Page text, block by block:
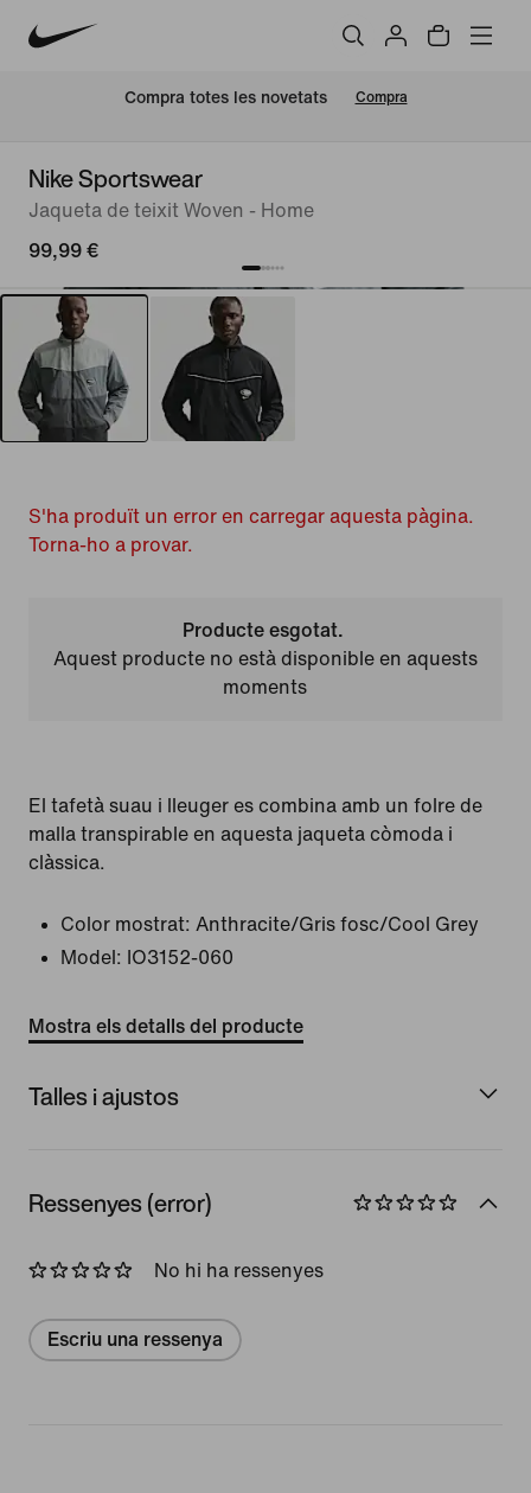
Compra totes les novetats Compra
Nike Sportswear
Jaqueta de teixit Woven - Home
99,99 €
S'ha produït un error en carregar aquesta pàgina.
Torna-ho a provar.
Producte esgotat.
Aquest producte no està disponible en aquests
moments
El tafetà suau i lleuger es combina amb un folre de
malla transpirable en aquesta jaqueta còmoda i
clàssica.
Color mostrat: Anthracite/Gris fosc/Cool Grey
Model:
IO3152-060
Mostra els detalls del producte
Talles i ajustos
Ressenyes (error)
No hi ha ressenyes
Escriu una ressenya